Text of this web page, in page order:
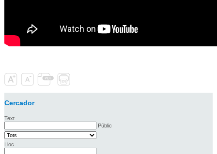
Cercador
Text
Públic
Lloc